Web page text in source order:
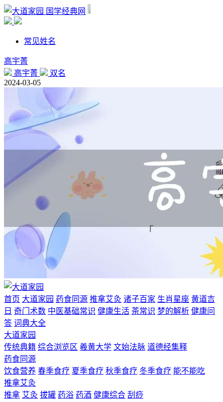
国学经典网
常见姓名
高宇菁
高宇菁
双名
2024-03-05
首页 大道家园 药食同源 推拿艾灸 诸子百家 生肖星座 黄道吉
日 奇门术数 中医基础常识 健康生活 茶常识 梦的解析 健康问
答 词典大全
大道家园
传统典籍 综合浏览区 羲黄大学 文始法脉 道德经集释
药食同源
饮食营养 春季食疗 夏季食疗 秋季食疗 冬季食疗 能不能吃
推拿艾灸
推拿 艾灸 拔罐 药浴 药酒 健康综合 刮痧